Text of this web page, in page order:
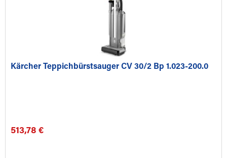
Kärcher Teppichbürstsauger CV 30/2 Bp 1.023-200.0
513,78 €